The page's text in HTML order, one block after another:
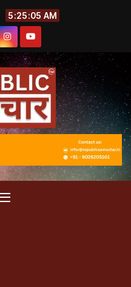
5:25:06 AM